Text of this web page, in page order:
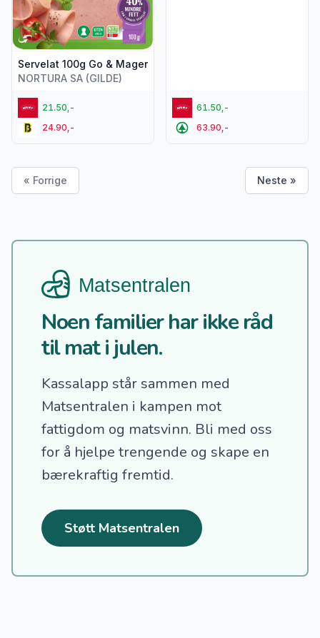
Servelat 100g Go & Mager
NORTURA SA (GILDE)
21.50,-
24.90,-
61.50,-
63.90,-
« Forrige Neste »
Noen familier har ikke råd
til mat i julen.
Kassalapp står sammen med
Matsentralen i kampen mot
fattigdom og matsvinn. Bli med oss
for å hjelpe trengende og skape en
bærekraftig fremtid.
Støtt Matsentralen